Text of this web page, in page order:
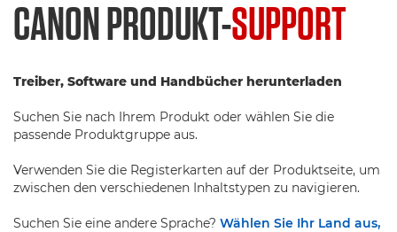
CANON PRODUKT-SUPPORT
Treiber, Software und Handbücher herunterladen
Suchen Sie nach Ihrem Produkt oder wählen Sie die
passende Produktgruppe aus.
Verwenden Sie die Registerkarten auf der Produktseite, um
zwischen den verschiedenen Inhaltstypen zu navigieren.
Suchen Sie eine andere Sprache? Wählen Sie Ihr Land aus,